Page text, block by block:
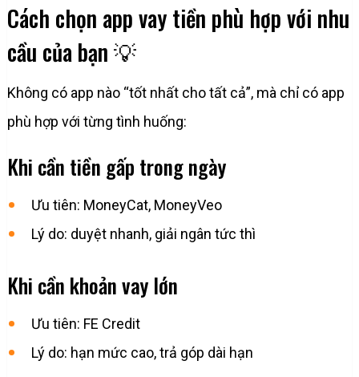
Cách chọn app vay tiền phù hợp với nhu
cầu của bạn 💡
Không có app nào “tốt nhất cho tất cả”, mà chỉ có app
phù hợp với từng tình huống:
Khi cần tiền gấp trong ngày
Ưu tiên: MoneyCat, MoneyVeo
Lý do: duyệt nhanh, giải ngân tức thì
Khi cần khoản vay lớn
Ưu tiên: FE Credit
Lý do: hạn mức cao, trả góp dài hạn